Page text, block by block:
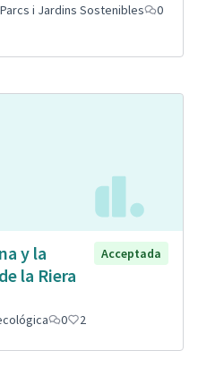
Parcs i Jardins Sostenibles
0
y la
la Riera
Acceptada
0 2